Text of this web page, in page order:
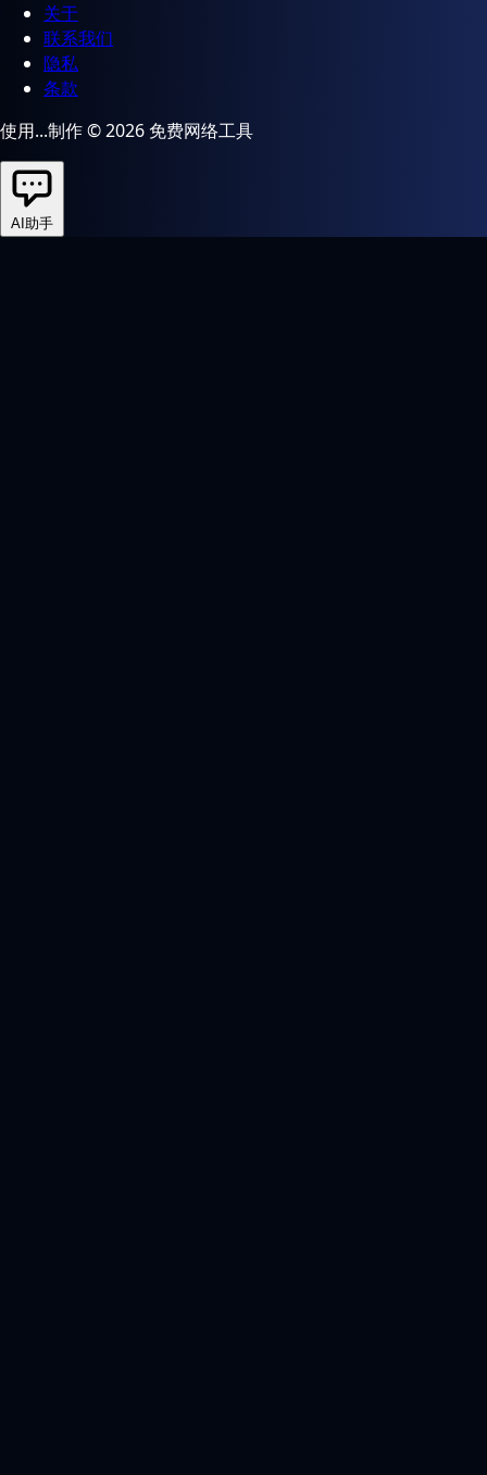
关于
联系我们
隐私
条款
使用...制作 © 2026 免费网络工具
AI助手